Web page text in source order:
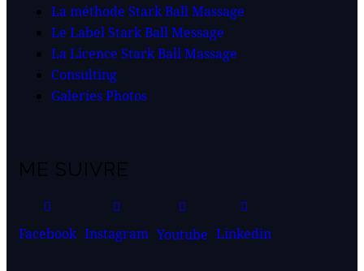
La méthode Stark Ball Massage
Le Label Stark Ball Message
La Licence Stark Ball Massage
Consulting
Galeries Photos
ME SUIVRE
Facebook Instagram Youtube Linkedin